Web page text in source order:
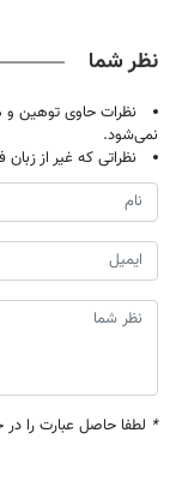
نظر شما
نظرات حاوی توهین
نمی‌شود.
نظراتی که غیر از
* لطفا حاصل عبارت را در